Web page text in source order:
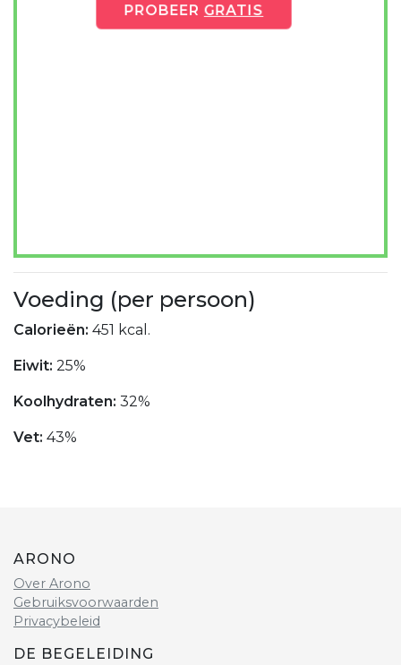
PROBEER GRATIS
Voeding (per persoon)
Calorieën: 451 kcal.
Eiwit: 25%
Koolhydraten: 32%
Vet: 43%
ARONO
Over Arono
Gebruiksvoorwaarden
Privacybeleid
DE BEGELEIDING